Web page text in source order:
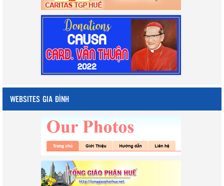
WEBSITES GIA ĐÌNH